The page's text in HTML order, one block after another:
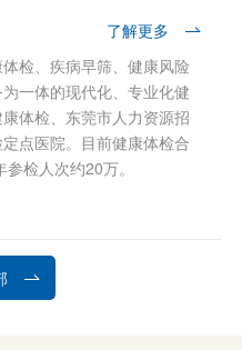
了解更多
检、疾病早筛、健康风险
一体的现代化、专业化健
体检、东莞市人力资源招
点医院。目前健康体检合
检人次约20万。